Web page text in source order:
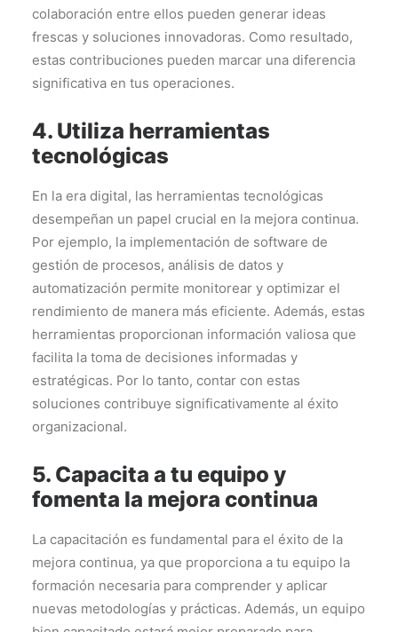
colaboración entre ellos pueden generar ideas
frescas y soluciones innovadoras. Como resultado,
estas contribuciones pueden marcar una diferencia
significativa en tus operaciones.
4. Utiliza herramientas
tecnológicas
En la era digital, las herramientas tecnológicas
desempeñan un papel crucial en la mejora continua.
Por ejemplo, la implementación de software de
gestión de procesos, análisis de datos y
automatización permite monitorear y optimizar el
rendimiento de manera más eficiente. Además, estas
herramientas proporcionan información valiosa que
facilita la toma de decisiones informadas y
estratégicas. Por lo tanto, contar con estas
soluciones contribuye significativamente al éxito
organizacional.
5. Capacita a tu equipo y
fomenta la mejora continua
La capacitación es fundamental para el éxito de la
mejora continua, ya que proporciona a tu equipo la
formación necesaria para comprender y aplicar
nuevas metodologías y prácticas. Además, un equipo